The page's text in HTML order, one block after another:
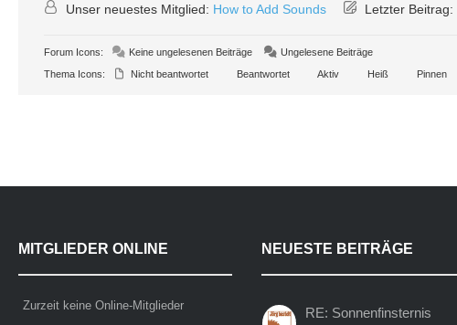
Unser neuestes Mitglied: How to Add Sounds Letzter Beitrag:
Forum Icons: Keine ungelesenen Beiträge
Ungelesene Beiträge
Thema Icons:
Nicht beantwortet Beantwortet Aktiv Heiß Pinnen
MITGLIEDER ONLINE
Zurzeit keine Online-Mitglieder
NEUESTE BEITRÄGE
RE: Sonnenfinsternis